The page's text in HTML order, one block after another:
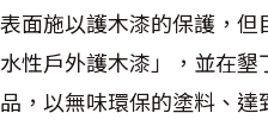
面施以護木漆的保護，
性戶外護木漆」，並在
，以無味環保的塗料、